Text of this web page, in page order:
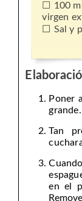
100
virgen
Sal y
Poner
grande.
Tan
en el